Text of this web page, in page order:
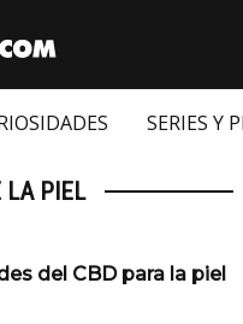
SERIES Y
LA PIEL
del CBD para la piel